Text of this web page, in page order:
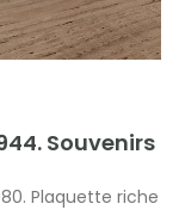
Souvenirs
Plaquette riche